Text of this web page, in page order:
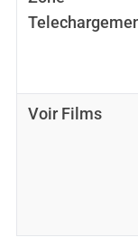
Voir Films